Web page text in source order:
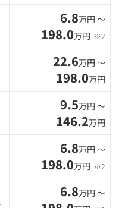
6.8万円 〜
198.0万円 ※2
22.6万円 〜
198.0万円
9.5万円 〜
146.2万円
6.8万円 〜
198.0万円 ※2
6.8万円 〜